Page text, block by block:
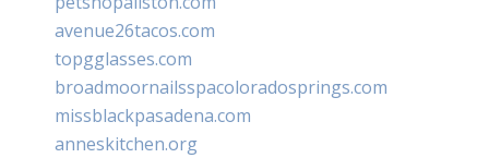
avenue26tacos.com
topgglasses.com
broadmoornailsspacoloradosprings.com
missblackpasadena.com
anneskitchen.org